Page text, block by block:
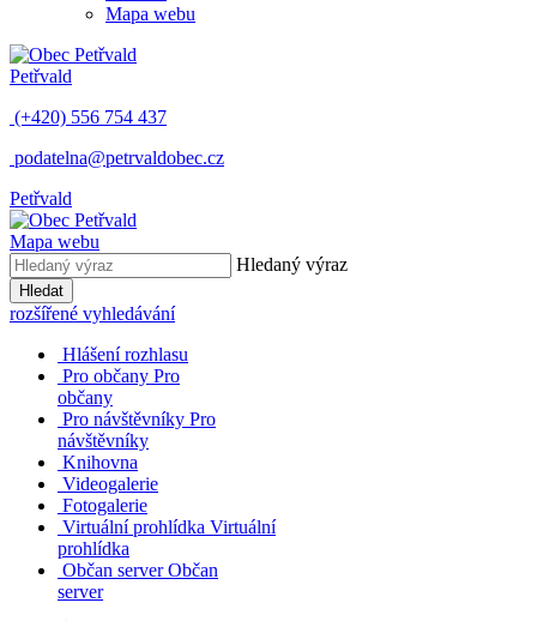
Mapa webu
Petřvald
(+420) 556 754 437
podatelna@petrvaldobec.cz
Petřvald
Mapa webu
Hledaný výraz
Hledat
rozšířené vyhledávání
Hlášení rozhlasu
Pro občany Pro
občany
Pro návštěvníky Pro
návštěvníky
Knihovna
Videogalerie
Fotogalerie
Virtuální prohlídka Virtuální
prohlídka
Občan server Občan
server